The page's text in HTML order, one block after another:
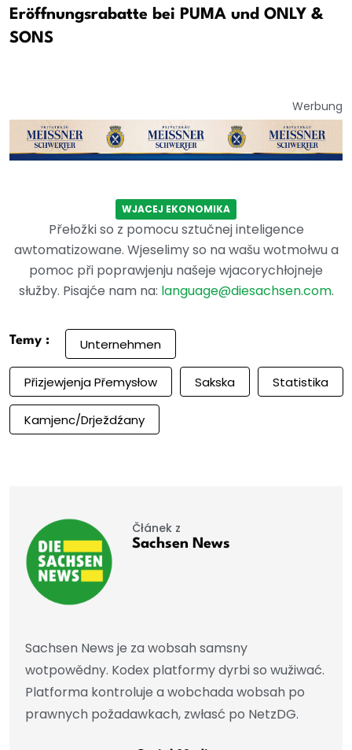
Eröffnungsrabatte bei PUMA und ONLY &
SONS
Werbung
WJACEJ EKONOMIKA
Přełožki so z pomocu sztučnej inteligence
awtomatizowane. Wjeselimy so na wašu wotmołwu a
pomoc při poprawjenju našeje wjacorychłojneje
słužby. Pisajće nam na: language@diesachsen.com.
Temy : Unternehmen
Přizjewjenja Přemysłow Sakska Statistika
Kamjenc/Drježdźany
Čłánek z
Sachsen News
Sachsen News je za wobsah samsny
wotpowědny. Kodex platformy dyrbi so wužiwać.
Platforma kontroluje a wobchada wobsah po
prawnych požadawkach, zwłasć po NetzDG.